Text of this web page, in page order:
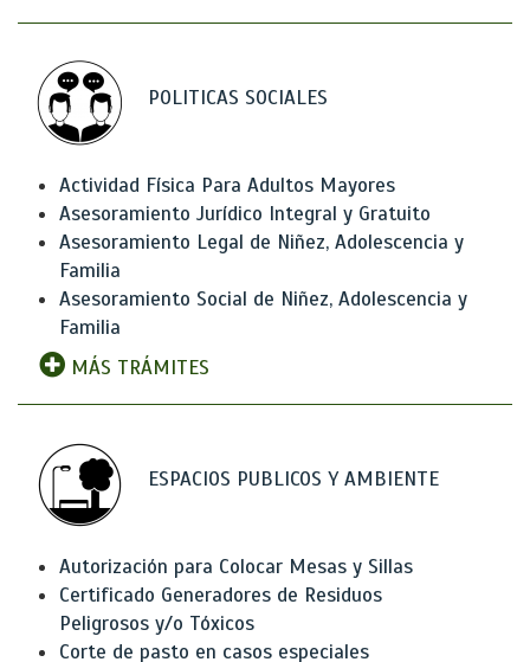
POLITICAS SOCIALES
Actividad Física Para Adultos Mayores
Asesoramiento Jurídico Integral y Gratuito
Asesoramiento Legal de Niñez, Adolescencia y
Familia
Asesoramiento Social de Niñez, Adolescencia y
Familia
MÁS TRÁMITES
ESPACIOS PUBLICOS Y AMBIENTE
Autorización para Colocar Mesas y Sillas
Certificado Generadores de Residuos
Peligrosos y/o Tóxicos
Corte de pasto en casos especiales